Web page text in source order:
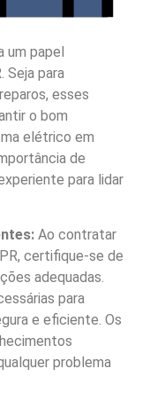
um papel
Seja para
esses
o bom
elétrico em
de
para lidar
Ao contratar
certifique-se de
adequadas.
para
e eficiente. Os
problema